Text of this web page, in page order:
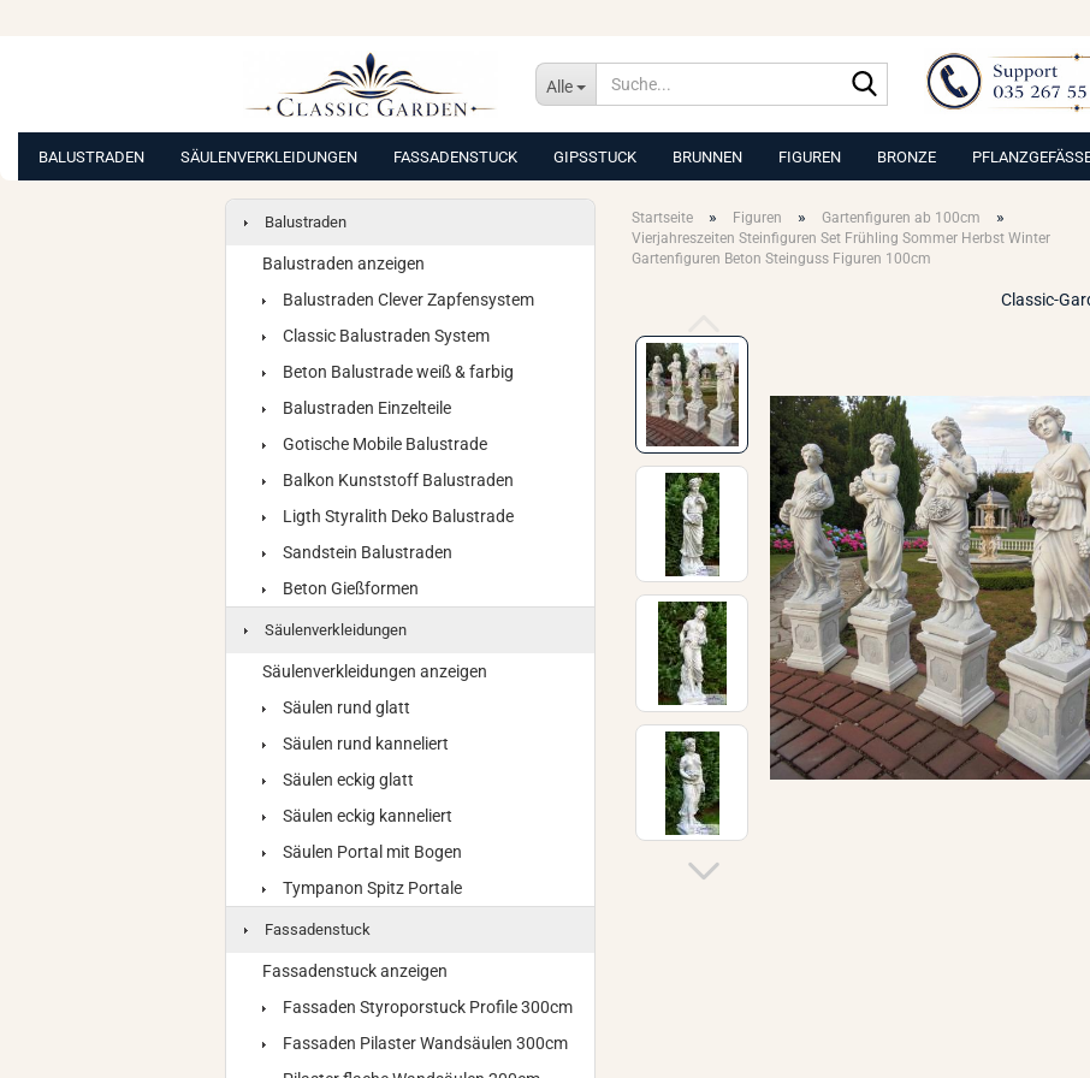
Alle
Suche...
BALUSTRADEN SÄULENVERKLEIDUNGEN FASSADENSTUCK GIPSSTUCK BRUNNEN FIGUREN BRONZE
Startseite » Figuren » Gartenfiguren ab 100cm »
Vierjahreszeiten Steinfiguren Set Frühling Sommer Herbst Winter
Gartenfiguren Beton Steinguss Figuren 100cm
Classic-
Balustraden
Balustraden anzeigen
Balustraden Clever Zapfensystem
Classic Balustraden System
Beton Balustrade weiß & farbig
Balustraden Einzelteile
Gotische Mobile Balustrade
Balkon Kunststoff Balustraden
Ligth Styralith Deko Balustrade
Sandstein Balustraden
Beton Gießformen
Säulenverkleidungen
Säulenverkleidungen anzeigen
Säulen rund glatt
Säulen rund kanneliert
Säulen eckig glatt
Säulen eckig kanneliert
Säulen Portal mit Bogen
Tympanon Spitz Portale
Fassadenstuck
Fassadenstuck anzeigen
Fassaden Styroporstuck Profile 300cm
Fassaden Pilaster Wandsäulen 300cm